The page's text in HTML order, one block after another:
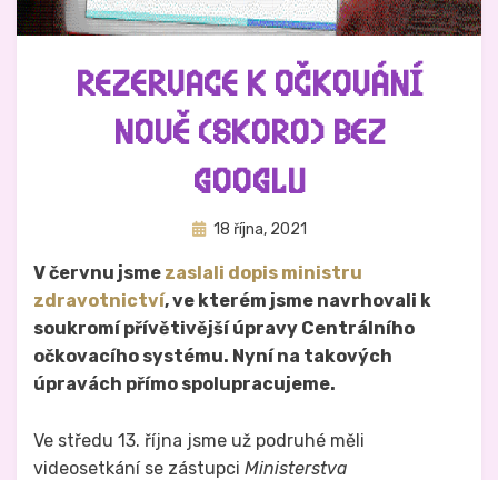
REZERVACE K OČKOVÁNÍ
NOVĚ (SKORO) BEZ
GOOGLU
AutorHynek Trojánek
Zveřejněno
18 října, 2021
V červnu jsme zaslali dopis ministru
zdravotnictví, ve kterém jsme navrhovali k
soukromí přívětivější úpravy Centrálního
očkovacího systému. Nyní na takových
úpravách přímo spolupracujeme.
Ve středu 13. října jsme už podruhé měli
videosetkání se zástupci Ministerstva